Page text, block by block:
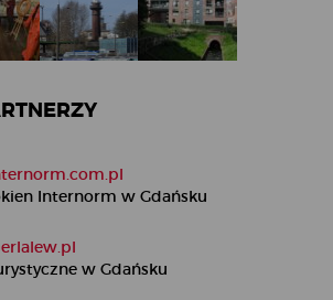
Internorm w Gdańsku
w Gdańsku